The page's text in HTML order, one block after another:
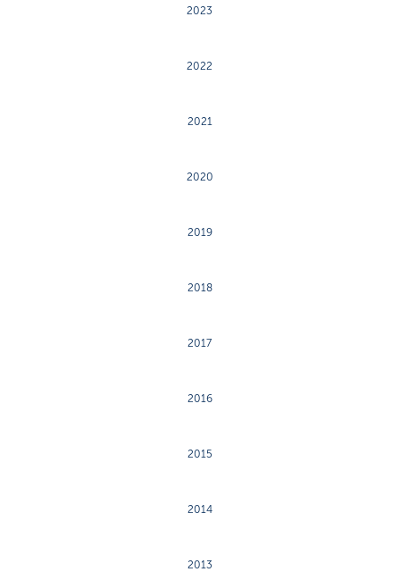
2023
2022
2021
2020
2019
2018
2017
2016
2015
2014
2013